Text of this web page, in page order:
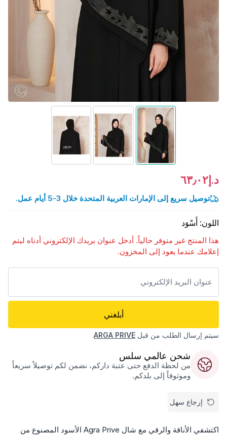
د.إ٦٣٫٠٢
توصيل سريع إلى الإمارات العربية المتحدة خلال 3-5 أيام عمل.
اللون: أَسْوَد
هذا المنتج غير متوفر حالياً. أدخل عنوان بريدك الإلكتروني أدناه ليتم
إعلامك عندما يعود إلى المخزون.
أبلغني
سيتم إرسال الطلب من قبل ARGA PRIVE
.
شحن عالمي سلس
من لحظة الدفع حتى عتبة داركم، نضمن لكم توصيلاً سريعاً
وموثوقاً إلى بلدكم.
إرجاع سهل
اكتشفي الأناقة والرقي مع شال Agra Prive الأسود المصنوع من